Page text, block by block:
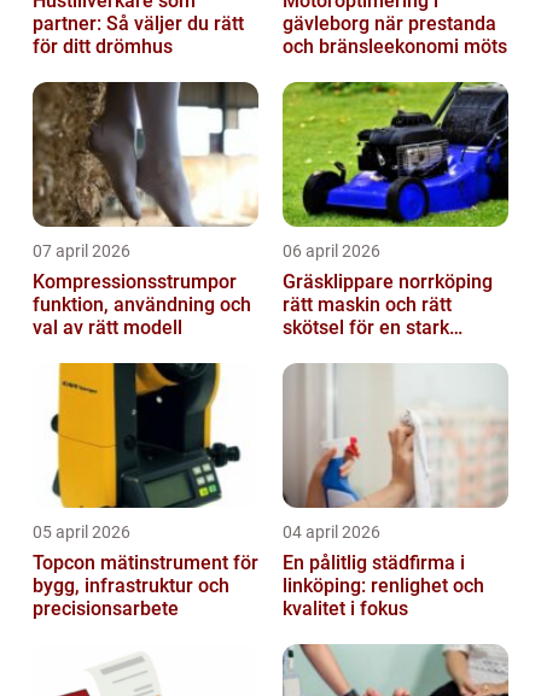
partner: Så väljer du rätt
för ditt drömhus
gävleborg när prestanda
och bränsleekonomi möts
07 april 2026
Kompressionsstrumpor
funktion, användning och
val av rätt modell
06 april 2026
Gräsklippare norrköping
rätt maskin och rätt
skötsel för en stark
05 april 2026
Topcon mätinstrument för
bygg, infrastruktur och
precisionsarbete
04 april 2026
En pålitlig städfirma i
linköping: renlighet och
kvalitet i fokus